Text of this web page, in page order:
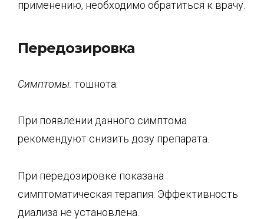
применению, необходимо обратиться к врачу.
Передозировка
Симптомы: тошнота.
При появлении данного симптома
рекомендуют снизить дозу препарата.
При передозировке показана
симптоматическая терапия. Эффективность
диализа не установлена.